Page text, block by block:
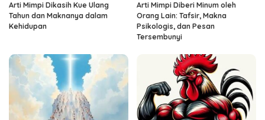
Arti Mimpi Dikasih Kue Ulang
Tahun dan Maknanya dalam
Kehidupan
Arti Mimpi Diberi Minum oleh
Orang Lain: Tafsir, Makna
Psikologis, dan Pesan
Tersembunyi